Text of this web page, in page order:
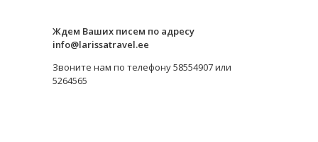
Ждем Ваших писем по адресу
info@larissatravel.ee
Звоните нам по телефону 58554907 или
5264565